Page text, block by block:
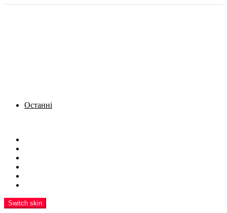
Останні
Switch skin